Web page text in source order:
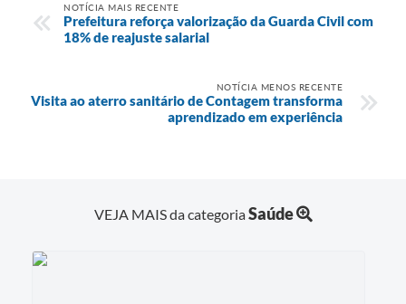
NOTÍCIA MAIS RECENTE
Prefeitura reforça valorização da Guarda Civil com
18% de reajuste salarial
NOTÍCIA MENOS RECENTE
Visita ao aterro sanitário de Contagem transforma
aprendizado em experiência
VEJA MAIS da categoriaSaúde